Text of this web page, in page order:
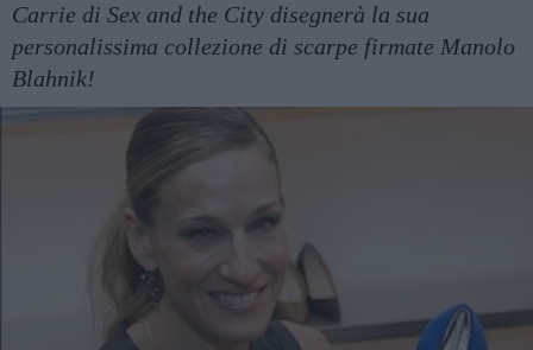
Carrie di Sex and the City disegnerà la sua
personalissima collezione di scarpe firmate Manolo
Blahnik!